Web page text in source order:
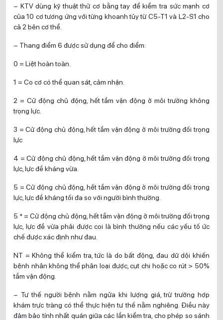
– KTV dùng kỹ thuật thử cơ bằng tay để kiểm tra sức mạnh cơ
của 10 cơ tương ứng với từng khoanh tủy từ C5-T1 và L2-S1 cho
cả 2 bên cơ thể.
– Thang điểm 6 được sử dụng để cho điểm:
0 = Liệt hoàn toàn.
1 = Co cơ có thể quan sát, cảm nhận.
2 = Cử động chủ động, hết tầm vận động ở môi trường không
trọng lực.
3 = Cử động chủ động, hết tầm vận động ở môi trường đối trọng
lực
4 = Cử động chủ động, hết tầm vận động ở môi trường đối trọng
lực, lực đề kháng vừa.
5 = Cử động chủ động, hết tầm vận động ở môi trường đối trọng
lực, lực đề kháng tối đa so với người bình thường.
5 * = Cử động chủ động, hết tầm vận động ở môi trường đối trọng
lực, lực đề vừa phải được coi là bình thường nếu các yếu tố ức
chế được xác định như đau.
NT = Không thể kiểm tra, tức là do bất động, đau dữ dội khiến
bệnh nhân không thể phân loại được, cụt chi hoặc co rút > 50%
tầm vận động.
– Tư thế người bệnh nằm ngửa khi lượng giá, trừ trường hợp
khám trực tràng có thể thực hiện tư thế nằm nghiêng. Điều này
đảm bảo tính nhất quán giữa các lần kiểm tra, cho phép so sánh